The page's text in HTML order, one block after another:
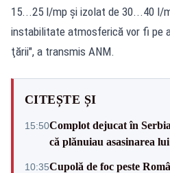
15...25 l/mp şi izolat de 30...40 l/
instabilitate atmosferică vor fi pe
ţării", a transmis ANM.
CITEȘTE ȘI
15:50Complot dejucat în
că plănuiau asasinarea
10:35Cupolă de foc peste